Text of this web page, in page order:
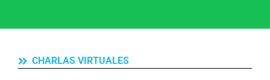
CHARLAS VIRTUALES